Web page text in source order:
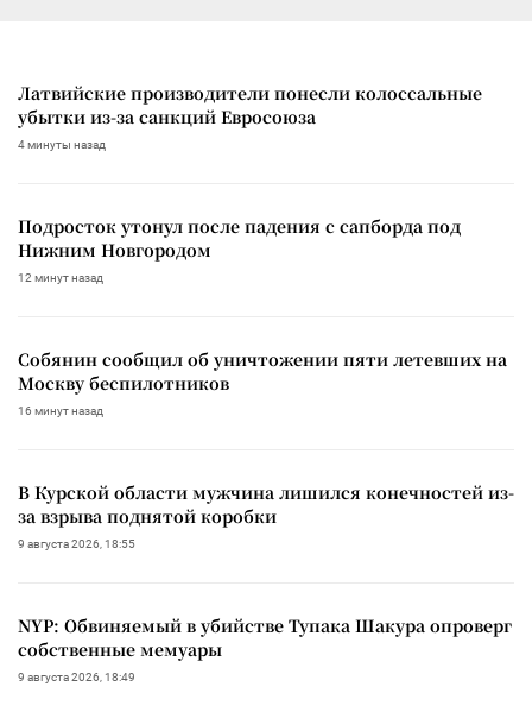
Латвийские производители понесли колоссальные
убытки из-за санкций Евросоюза
4 минуты назад
Подросток утонул после падения с сапборда под
Нижним Новгородом
12 минут назад
Собянин сообщил об уничтожении пяти летевших на
Москву беспилотников
16 минут назад
В Курской области мужчина лишился конечностей из-
за взрыва поднятой коробки
9 августа 2026, 18:55
NYP: Обвиняемый в убийстве Тупака Шакура опроверг
собственные мемуары
9 августа 2026, 18:49